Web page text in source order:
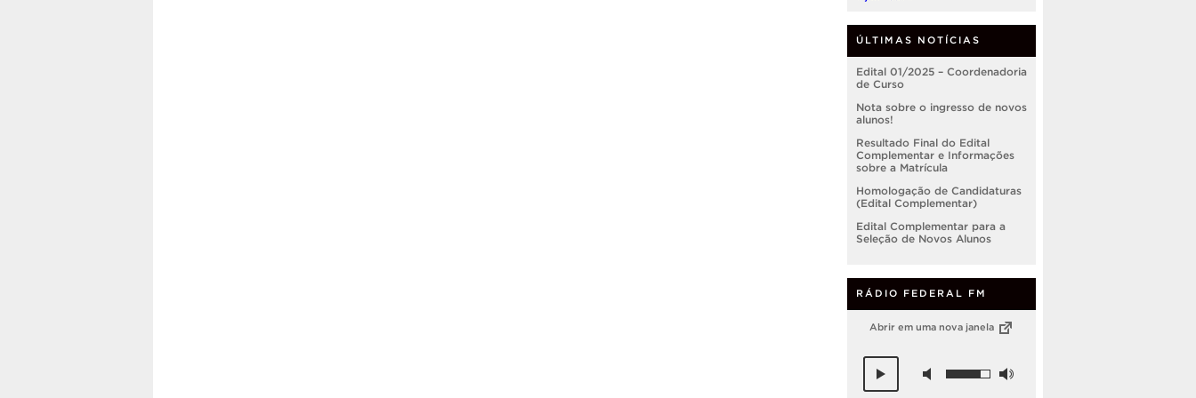
ÚLTIMAS NOTÍCIAS
Edital 01/2025 – Coordenadoria
de Curso
Nota sobre o ingresso de novos
alunos!
Resultado Final do Edital
Complementar e Informações
sobre a Matrícula
Homologação de Candidaturas
(Edital Complementar)
Edital Complementar para a
Seleção de Novos Alunos
RÁDIO FEDERAL FM
Abrir em uma nova janela